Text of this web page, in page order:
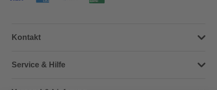
Kontakt
Dein Kontakt zu uns
Service & Hilfe